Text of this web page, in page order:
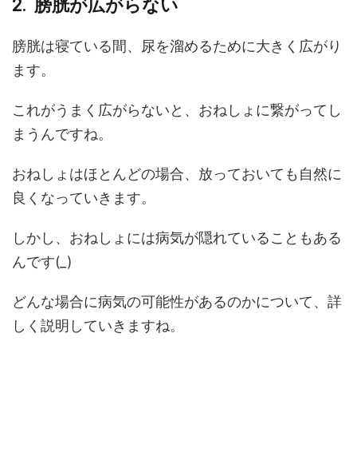
膀胱が広がらない
膀胱は寝ている間、尿を溜めるために大きく広がり
ます。
これがうまく広がらないと、おねしょに繋がってし
まうんですね。
おねしょはほとんどの場合、放っておいても自然に
良くなっていきます。
しかし、おねしょには病気が隠れていることもある
んです( )
どんな場合に病気の可能性があるのかについて、詳
しく説明していきますね。